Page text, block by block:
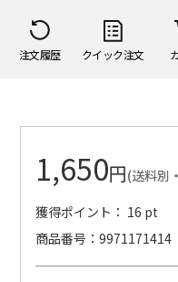
注文履歴 クイック注文
1,650円(送料別
獲得ポイント： 16 pt
商品番号
9971171414